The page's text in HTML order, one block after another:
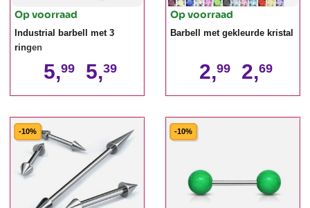
Op voorraad
Industrial barbell met 3
ringen
5,99 5,39
Op voorraad
Barbell met gekleurde kristal
2,99 2,69
-10% -10%